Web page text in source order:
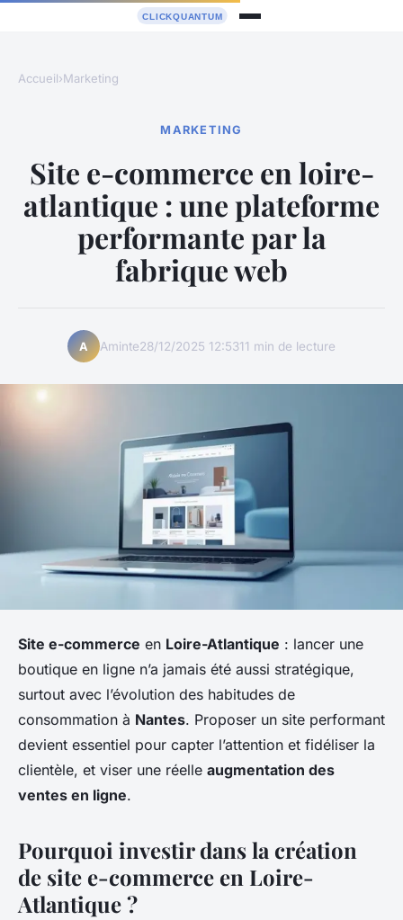
Accueil›Marketing
MARKETING
Site e-commerce en loire-
atlantique : une plateforme
performante par la
fabrique web
A Aminte28/12/2025 12:5311 min de lecture
Site e-commerce en Loire-Atlantique : lancer une
boutique en ligne n’a jamais été aussi stratégique,
surtout avec l’évolution des habitudes de
consommation à Nantes. Proposer un site performant
devient essentiel pour capter l’attention et fidéliser la
clientèle, et viser une réelle augmentation des
ventes en ligne.
Pourquoi investir dans la création
de site e-commerce en Loire-
Atlantique ?